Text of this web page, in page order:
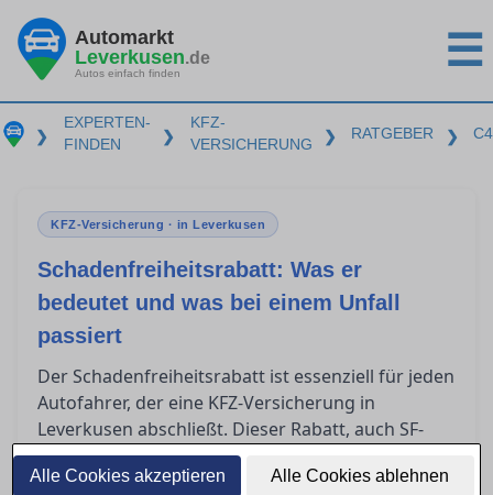
Alle Cookies akzeptieren Alle Cookies ablehnen
Automarkt
Leverkusen.de
Autos einfach finden ☰
❯
EXPERTEN-
FINDEN
❯
KFZ-
VERSICHERUNG
❯ RATGEBER ❯
KFZ-Versicherung · in Leverkusen
Schadenfreiheitsrabatt: Was er
bedeutet und was bei einem Unfall
passiert
Der Schadenfreiheitsrabatt ist essenziell für jeden
Autofahrer, der eine KFZ-Versicherung in
Leverkusen abschließt. Dieser Rabatt, auch SF-
Klasse genannt, kann erhebliche Einsparungen
bei der Versicherungsprämie bedeuten. Doch was